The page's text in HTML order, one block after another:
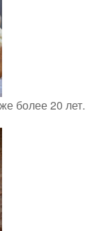
более 20 лет.